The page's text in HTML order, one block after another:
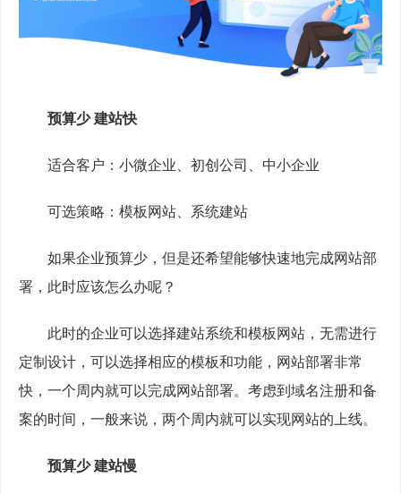
预算少 建站快
适合客户：小微企业、初创公司、中小企业
可选策略：模板网站、系统建站
如果企业预算少，但是还希望能够快速地完成网站部
署，此时应该怎么办呢？
此时的企业可以选择建站系统和模板网站，无需进行
定制设计，可以选择相应的模板和功能，网站部署非常
快，一个周内就可以完成网站部署。考虑到域名注册和备
案的时间，一般来说，两个周内就可以实现网站的上线。
预算少 建站慢